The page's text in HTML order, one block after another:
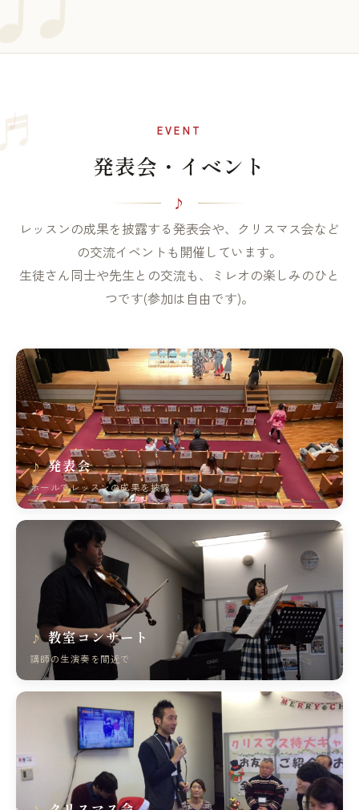
♩ EVENT
発表会・イベント
レッスンの成果を披露する発表会や、クリスマス会など
の交流イベントも開催しています。
生徒さん同士や先生との交流も、ミレオの楽しみのひと
つです(参加は自由です)。
発表会
ホールでレッスンの成果を披露
教室コンサート
講師の生演奏を間近で